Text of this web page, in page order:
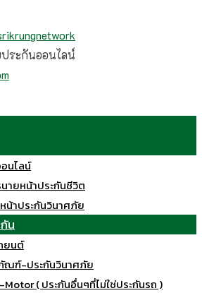
ระกันออนไลน์
นไลน์
ายหน้าประกันชีวิต
าประกันวินาศภัย
น
ยนต์
ณฑ์-ประกันวินาศภัย
Motor ( ประกันอื่นๆที่ไม่ใช่ประกันรถ )